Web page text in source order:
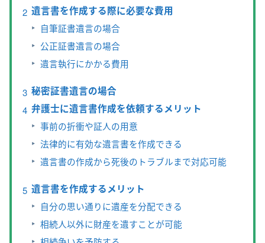
遺言書を作成する際に必要な費用
自筆証書遺言の場合
公正証書遺言の場合
遺言執行にかかる費用
秘密証書遺言の場合
弁護士に遺言書作成を依頼するメリット
事前の折衝や証人の用意
法律的に有効な遺言書を作成できる
遺言書の作成から死後のトラブルまで対応可能
遺言書を作成するメリット
自分の思い通りに遺産を分配できる
相続人以外に財産を遺すことが可能